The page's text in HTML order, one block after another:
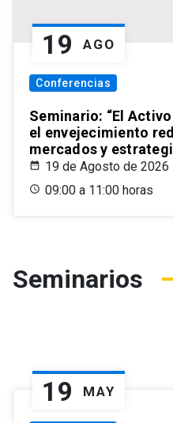
19 AGO
Conferencias
Seminario: “El
el envejecimiento
mercados y
19 de Agosto de 2026
09:00 a 11:00 horas
Seminarios
19 MAY